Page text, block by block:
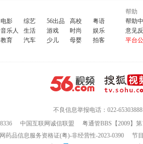
电影 综艺 56出品 高校
粤语
音乐人 生活 游戏 时尚
娱乐
教育 汽车 少儿 母婴 拍客
帮助
帮助
意见
平台
不良信息举报电话：022-65303888
中国互联网诚信联盟
粤通管BBS【2009】
药品信息服务资格证(粤)-非经营性-2023-0390
节